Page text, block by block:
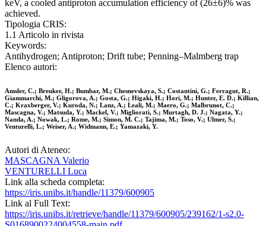
keV, a cooled antiproton accumulation efficiency of (26±6)% was
achieved.
Tipologia CRIS:
1.1 Articolo in rivista
Keywords:
Antihydrogen; Antiproton; Drift tube; Penning–Malmberg trap
Elenco autori:
Amsler, C.; Breuker, H.; Bumbar, M.; Chesnevskaya, S.; Costantini, G.; Ferragut, R.;
Giammarchi, M.; Gligorova, A.; Gosta, G.; Higaki, H.; Hori, M.; Hunter, E. D.; Killian,
C.; Kraxberger, V.; Kuroda, N.; Lanz, A.; Leali, M.; Maero, G.; Malbrunot, C.;
Mascagna, V.; Matsuda, Y.; Mackel, V.; Migliorati, S.; Murtagh, D. J.; Nagata, Y.;
Nanda, A.; Nowak, L.; Rome, M.; Simon, M. C.; Tajima, M.; Toso, V.; Ulmer, S.;
Venturelli, L.; Weiser, A.; Widmann, E.; Yamazaki, Y.
Autori di Ateneo:
MASCAGNA Valerio
VENTURELLI Luca
Link alla scheda completa:
https://iris.unibs.it/handle/11379/600905
Link al Full Text:
https://iris.unibs.it/retrieve/handle/11379/600905/239162/1-s2.0-